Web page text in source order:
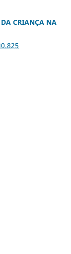
DA CRIANÇA NA